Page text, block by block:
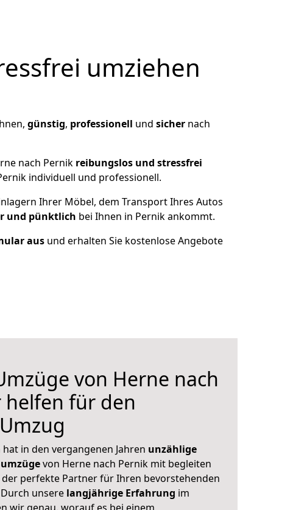
umziehen
günstig, professionell und sichernach
nach Pernik reibungslos und stressfrei
individuell und professionell.
Ihrer Möbel, dem Transport Ihres Autos
und pünktlich bei Ihnen in Pernik ankommt.
ausund erhalten Sie kostenlose Angebote
von Herne nach
helfen für den
in den vergangenen Jahren unzählige
von Herne nach Pernik mit begleiten
perfekte Partner für Ihren bevorstehenden
unsere langjährige Erfahrung im